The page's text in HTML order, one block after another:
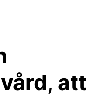
att